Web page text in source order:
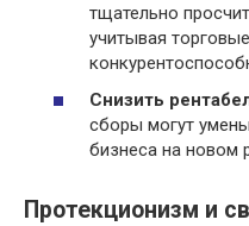
тщательно
учитывая
Снизить
сборы могут
бизнеса на новом
Протекционизм и